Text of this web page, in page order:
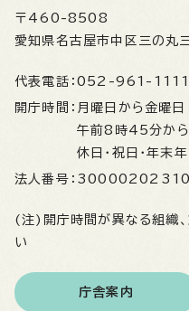
〒460-8508
愛知県名古屋市中区三の丸
代表電話： 052-961-1111
開庁時間： 月曜日から金曜日
午前8時45分か
休日・祝日・年末
法人番号：
(注)開庁時間が異なる組織
い
庁舎案内